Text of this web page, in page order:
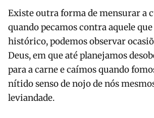
Existe outra forma de mensurar a
quando pecamos contra aquele
histórico, podemos observar
Deus, em que até planejamos
para a carne e caímos quando
nítido senso de nojo de nós
leviandade.